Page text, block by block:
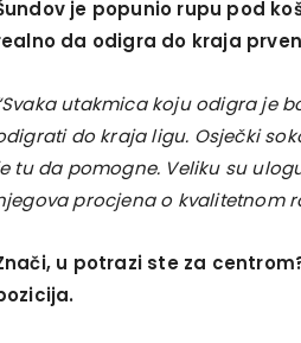
je popunio rupu pod
da odigra do kraja
utakmica koju odigra je
do kraja ligu. Osječki
tu da pomogne. Veliku su
procjena o kvalitetnom
u potrazi ste za